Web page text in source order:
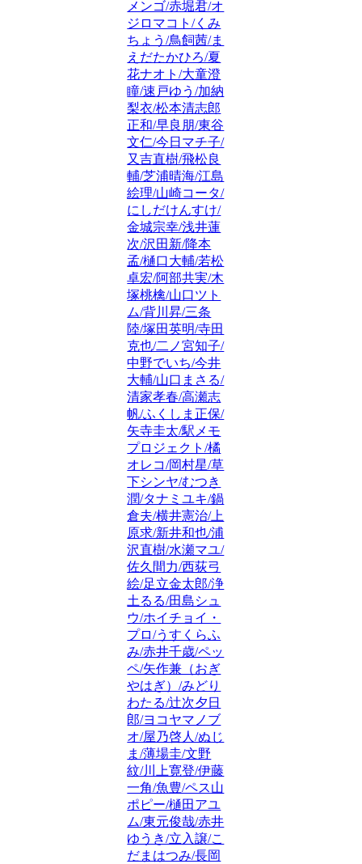
メンゴ/赤堀君/オ
ジロマコト/くみ
ちょう/鳥飼茜/ま
えだたかひろ/夏
花ナオト/大童澄
瞳/速戸ゆう/加納
梨衣/松本清志郎
正和/早良朋/東谷
文仁/今日マチ子/
又吉直樹/飛松良
輔/芝浦晴海/江島
絵理/山崎コータ/
にしだけんすけ/
金城宗幸/浅井蓮
次/沢田新/降本
孟/樋口大輔/若松
卓宏/阿部共実/木
塚桃檎/山口ツト
ム/背川昇/三条
陸/塚田英明/寺田
克也/二ノ宮知子/
中野でいち/今井
大輔/山口まさる/
清家孝春/高瀬志
帆/ふくしま正保/
矢寺圭太/駅メモ
プロジェクト/橘
オレコ/岡村星/草
下シンヤ/むつき
潤/タナミユキ/鍋
倉夫/横井憲治/上
原求/新井和也/浦
沢直樹/水瀬マユ/
佐久間力/西荻弓
絵/足立金太郎/浄
土るる/田島シュ
ウ/ホイチョイ・
プロ/うすくらふ
み/赤井千歳/ペッ
ペ/矢作兼（おぎ
やはぎ）/みどり
わたる/辻次夕日
郎/ヨコヤマノブ
オ/屋乃啓人/ぬじ
ま/薄場圭/文野
紋/川上寛登/伊藤
一角/魚豊/ペス山
ポピー/樋田アユ
ム/東元俊哉/赤井
ゆうき/立入譲/こ
だまはつみ/長岡